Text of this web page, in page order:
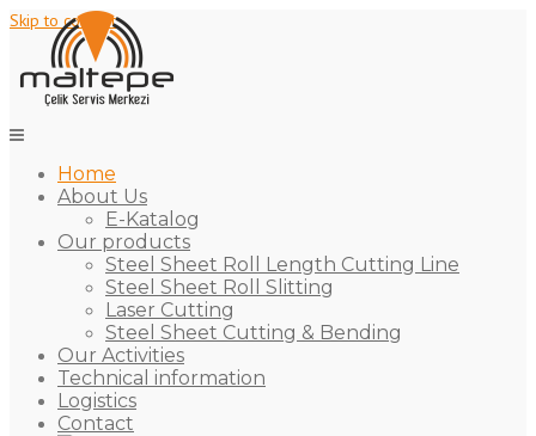
Skip to content
Home
About Us
E-Katalog
Our products
Steel Sheet Roll Length Cutting Line
Steel Sheet Roll Slitting
Laser Cutting
Steel Sheet Cutting & Bending
Our Activities
Technical information
Logistics
Contact